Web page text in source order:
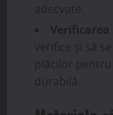
adecvate.
verifice și să
plăcilor pentru
durabilă.